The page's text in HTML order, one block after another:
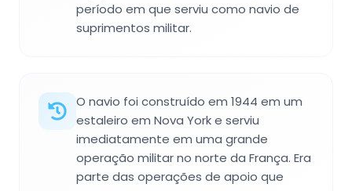
período em que serviu como navio de
suprimentos militar.
O navio foi construído em 1944 em um
estaleiro em Nova York e serviu
imediatamente em uma grande
operação militar no norte da França. Era
parte das operações de apoio que